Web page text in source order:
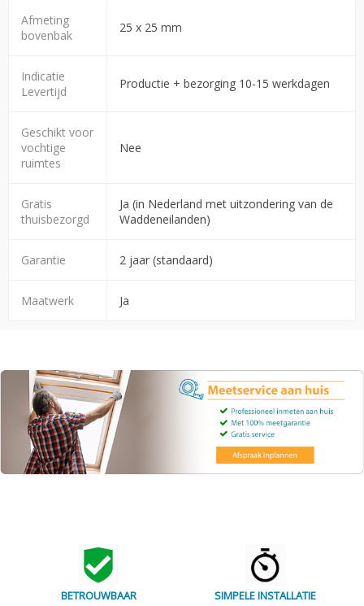
Afmeting
bovenbak
25 x 25 mm
Indicatie
Levertijd
Productie + bezorging 10-15 werkdagen
Geschikt voor
vochtige
ruimtes
Nee
Gratis
thuisbezorgd
Ja (in Nederland met uitzondering van de
Waddeneilanden)
Garantie 2 jaar (standaard)
Maatwerk Ja
BETROUWBAAR
SIMPELE INSTALLATIE